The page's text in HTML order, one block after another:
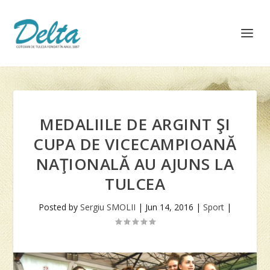
MEDALIILE DE ARGINT ŞI
CUPA DE VICECAMPIOANĂ
NAŢIONALĂ AU AJUNS LA
TULCEA
Posted by Sergiu SMOLII | Jun 14, 2016 | Sport |